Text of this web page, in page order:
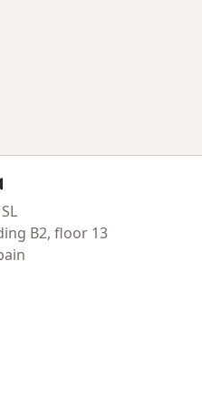
B2, floor 13